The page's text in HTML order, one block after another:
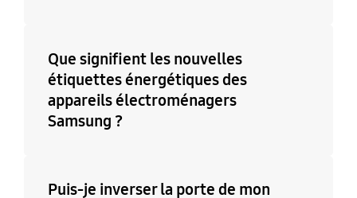
Que signifient les nouvelles
étiquettes énergétiques des
appareils électroménagers
Samsung ?
Puis-je inverser la porte de mon